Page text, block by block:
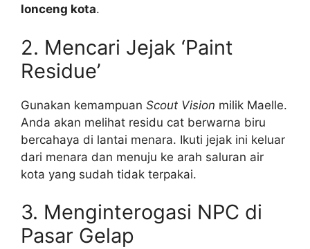
lonceng kota.
2. Mencari Jejak ‘Paint
Residue’
Gunakan kemampuan Scout Vision milik Maelle.
Anda akan melihat residu cat berwarna biru
bercahaya di lantai menara. Ikuti jejak ini keluar
dari menara dan menuju ke arah saluran air
kota yang sudah tidak terpakai.
3. Menginterogasi NPC di
Pasar Gelap